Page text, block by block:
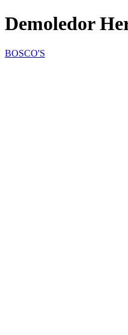
Demoledor
BOSCO'S